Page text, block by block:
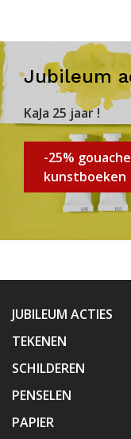
Jubileum
KaJa 25 jaar !
-25%
kunstboeken
JUBILEUM ACTIES
TEKENEN
SCHILDEREN
PENSELEN
PAPIER